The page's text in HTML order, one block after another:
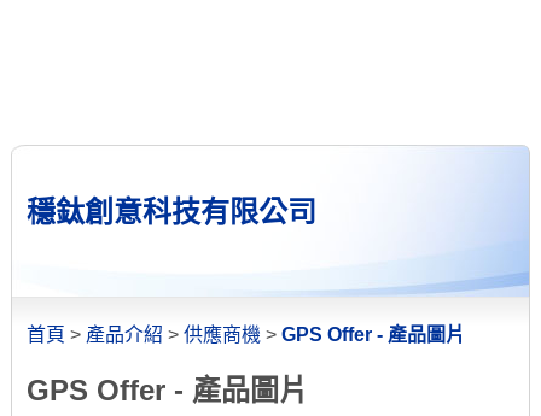
穩鈦創意科技有限公司
首頁 > 產品介紹 > 供應商機 > GPS Offer - 產品圖片
GPS Offer - 產品圖片